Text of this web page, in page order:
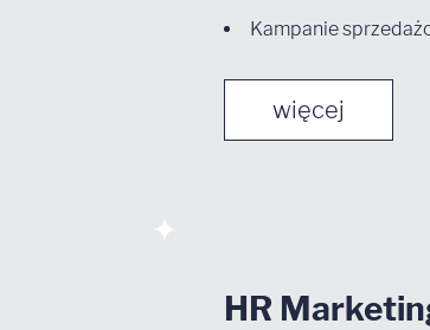
Kampanie
więcej
HR